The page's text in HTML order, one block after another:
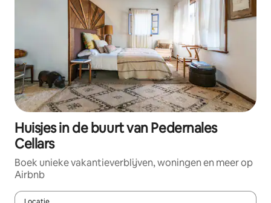
Huisjes in de buurt van Pedernales
Cellars
Boek unieke vakantieverblijven, woningen en meer op
Airbnb